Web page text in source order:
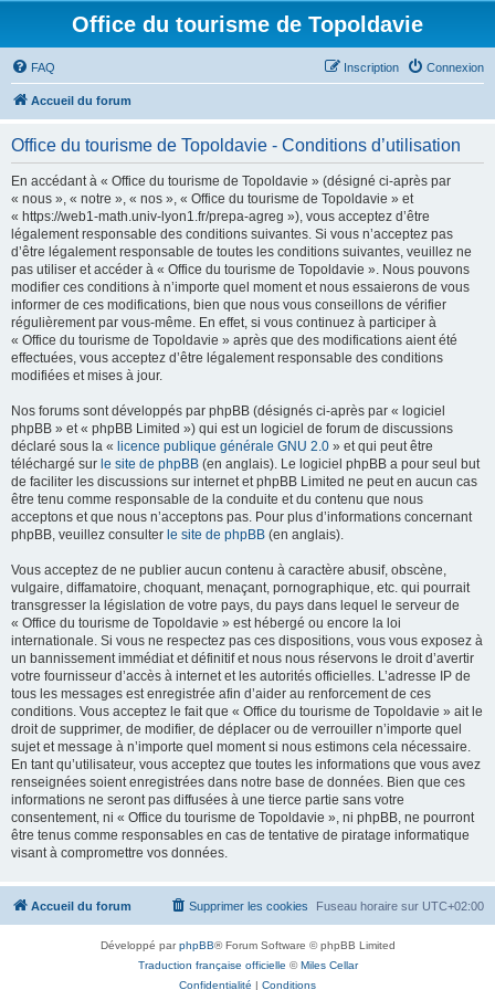
Office du tourisme de Topoldavie
FAQ Connexion
Inscription
Accueil du forum
Office du tourisme de Topoldavie - Conditions d’utilisation
En accédant à « Office du tourisme de Topoldavie » (désigné ci-après par
« nous », « notre », « nos », « Office du tourisme de Topoldavie » et
« https://web1-math.univ-lyon1.fr/prepa-agreg »), vous acceptez d’être
légalement responsable des conditions suivantes. Si vous n’acceptez pas
d’être légalement responsable de toutes les conditions suivantes, veuillez ne
pas utiliser et accéder à « Office du tourisme de Topoldavie ». Nous pouvons
modifier ces conditions à n’importe quel moment et nous essaierons de vous
informer de ces modifications, bien que nous vous conseillons de vérifier
régulièrement par vous-même. En effet, si vous continuez à participer à
« Office du tourisme de Topoldavie » après que des modifications aient été
effectuées, vous acceptez d’être légalement responsable des conditions
modifiées et mises à jour.
Nos forums sont développés par phpBB (désignés ci-après par « logiciel
phpBB » et « phpBB Limited ») qui est un logiciel de forum de discussions
déclaré sous la « licence publique générale GNU 2.0 » et qui peut être
téléchargé sur le site de phpBB (en anglais). Le logiciel phpBB a pour seul but
de faciliter les discussions sur internet et phpBB Limited ne peut en aucun cas
être tenu comme responsable de la conduite et du contenu que nous
acceptons et que nous n’acceptons pas. Pour plus d’informations concernant
phpBB, veuillez consulter le site de phpBB (en anglais).
Vous acceptez de ne publier aucun contenu à caractère abusif, obscène,
vulgaire, diffamatoire, choquant, menaçant, pornographique, etc. qui pourrait
transgresser la législation de votre pays, du pays dans lequel le serveur de
« Office du tourisme de Topoldavie » est hébergé ou encore la loi
internationale. Si vous ne respectez pas ces dispositions, vous vous exposez à
un bannissement immédiat et définitif et nous nous réservons le droit d’avertir
votre fournisseur d’accès à internet et les autorités officielles. L’adresse IP de
tous les messages est enregistrée afin d’aider au renforcement de ces
conditions. Vous acceptez le fait que « Office du tourisme de Topoldavie » ait le
droit de supprimer, de modifier, de déplacer ou de verrouiller n’importe quel
sujet et message à n’importe quel moment si nous estimons cela nécessaire.
En tant qu’utilisateur, vous acceptez que toutes les informations que vous avez
renseignées soient enregistrées dans notre base de données. Bien que ces
informations ne seront pas diffusées à une tierce partie sans votre
consentement, ni « Office du tourisme de Topoldavie », ni phpBB, ne pourront
être tenus comme responsables en cas de tentative de piratage informatique
visant à compromettre vos données.
Accueil du forum Fuseau horaire sur UTC+02:00
Supprimer les cookies
Développé parphpBB® Forum Software © phpBB Limited
Traduction française officielle ©Miles Cellar
Confidentialité | Conditions